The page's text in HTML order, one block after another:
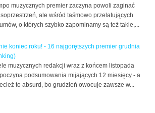
muzycznych premier zaczyna powoli zaginać
ale wśród taśmowo przelatujących
o których szybko zapominamy są też takie,...
koniec roku! - 16 najgorętszych premier grudnia
muzycznych redakcji wraz z końcem listopada
podsumowania mijających 12 miesięcy - a
to absurd, bo grudzień owocuje zawsze w...